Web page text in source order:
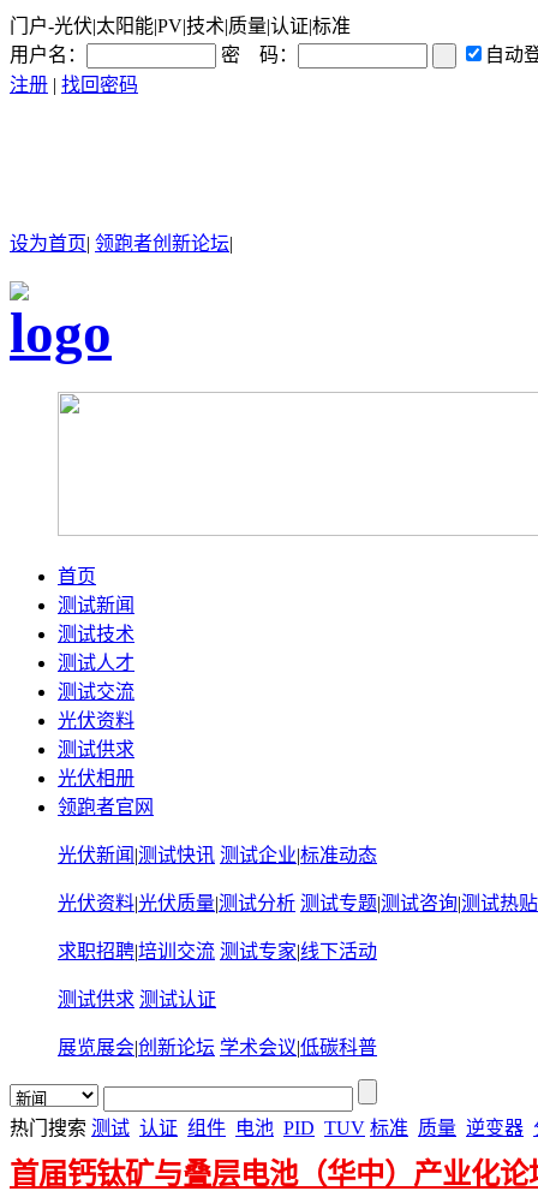
门户-光伏|太阳能|PV|技术|质量|认证|标准
用户名：
密 码：
自动
注册 | 找回密码
设为首页| 领跑者创新论坛|
首页
测试新闻
测试技术
测试人才
测试交流
光伏资料
测试供求
光伏相册
领跑者官网
光伏新闻 |测试快讯 测试企业|标准动态
光伏资料|光伏质量|测试分析 测试专题|测试咨询|测试热贴
求职招聘|培训交流 测试专家|线下活动
测试供求 测试认证
展览展会|创新论坛 学术会议|低碳科普
热门搜索 测试 认证 组件 电池 PID TUV 标准 质量 逆变器
首届钙钛矿与叠层电池（华中）产业化论